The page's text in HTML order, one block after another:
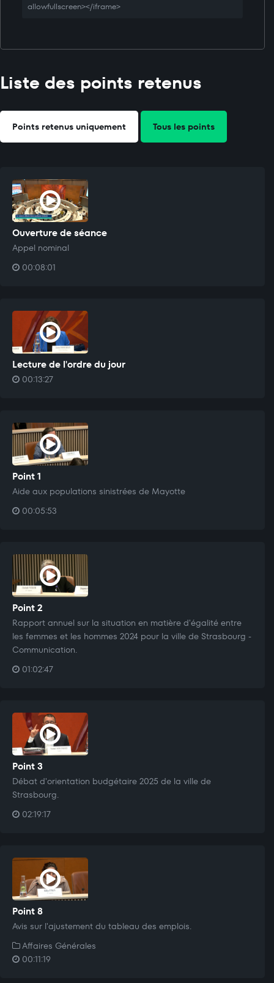
allowfullscreen></iframe>
Liste des points retenus
Points retenus uniquement Tous les points
Ouverture de séance
Appel nominal
00:08:01
Lecture de l'ordre du jour
00:13:27
Point 1
Aide aux populations sinistrées de Mayotte
00:05:53
Point 2
Rapport annuel sur la situation en matière d'égalité entre
les femmes et les hommes 2024 pour la ville de Strasbourg -
Communication.
01:02:47
Point 3
Débat d'orientation budgétaire 2025 de la ville de
Strasbourg.
02:19:17
Point 8
Avis sur l'ajustement du tableau des emplois.
Affaires Générales
00:11:19